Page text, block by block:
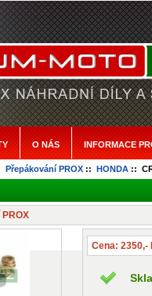
O NÁS INFORMACE
Přepákování PROX:: HONDA:: CR
Cena: 2350,-